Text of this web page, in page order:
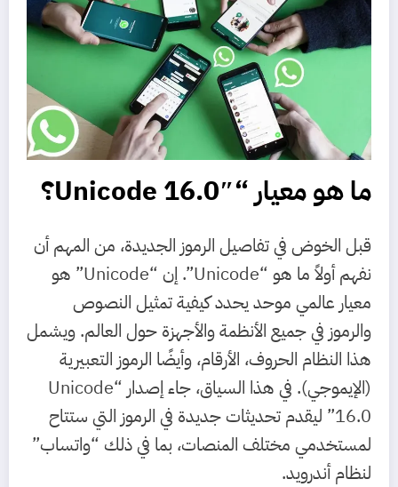
ما هو معيار “Unicode 16.0″؟
قبل الخوض في تفاصيل الرموز الجديدة، من المهم أن
نفهم أولاً ما هو “Unicode”. إن “Unicode” هو
معيار عالمي موحد يحدد كيفية تمثيل النصوص
والرموز في جميع الأنظمة والأجهزة حول العالم. ويشمل
هذا النظام الحروف، الأرقام، وأيضًا الرموز التعبيرية
(الإيموجي). في هذا السياق، جاء إصدار “Unicode
16.0” ليقدم تحديثات جديدة في الرموز التي ستتاح
لمستخدمي مختلف المنصات، بما في ذلك “واتساب”
لنظام أندرويد.